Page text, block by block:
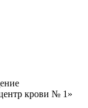
крови № 1»